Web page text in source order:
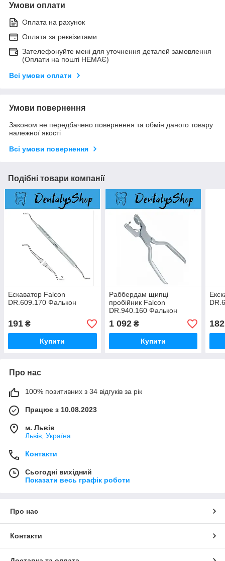
Умови оплати
Оплата на рахунок
Оплата за реквізитами
Зателефонуйте мені для уточнення деталей замовлення
(Оплати на пошті НЕМАЄ)
Всі умови оплати
Умови повернення
Законом не передбачено повернення та обмін даного товару
належної якості
Всі умови повернення
Подібні товари компанії
Ескаватор Falcon
DR.609.170 Фалькон
191 ₴
Купити
Раббердам щипці
пробійник Falcon
DR.940.160 Фалькон
пробійник для кофердаму
1 092₴
Купити
182
Про нас
100% позитивних з 34 відгуків за рік
Працює з 10.08.2023
м. Львів
Львів, Україна
Контакти
Сьогодні вихідний
Показати весь графік роботи
Про нас
Контакти